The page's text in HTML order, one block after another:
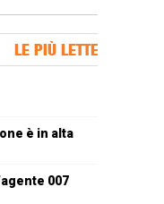
LE PIÙ LETTE
è in alta
007